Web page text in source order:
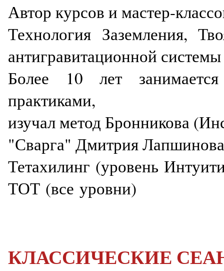
Автор курсов и мастер-
Технология Заземления,
антигравитационной
Более 10 лет
практиками,
изучал метод Бронникова
"Сварга" Дмитрия
Тетахилинг (уровень
ТОТ (все уровни)
КЛАССИЧЕСКИЕ